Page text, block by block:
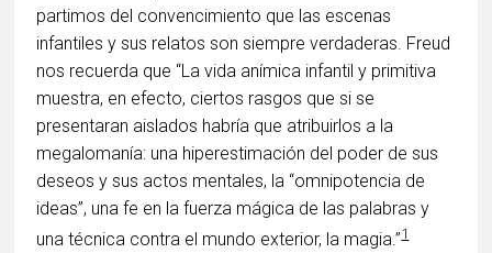
partimos del convencimiento que las escenas
infantiles y sus relatos son siempre verdaderas. Freud
nos recuerda que “La vida anímica infantil y primitiva
muestra, en efecto, ciertos rasgos que si se
presentaran aislados habría que atribuirlos a la
megalomanía: una hiperestimación del poder de sus
deseos y sus actos mentales, la “omnipotencia de
ideas”, una fe en la fuerza mágica de las palabras y
una técnica contra el mundo exterior, la magia.”1